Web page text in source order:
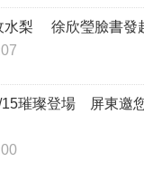
水梨 徐欣瑩臉書發
15璀璨登場 屏東邀